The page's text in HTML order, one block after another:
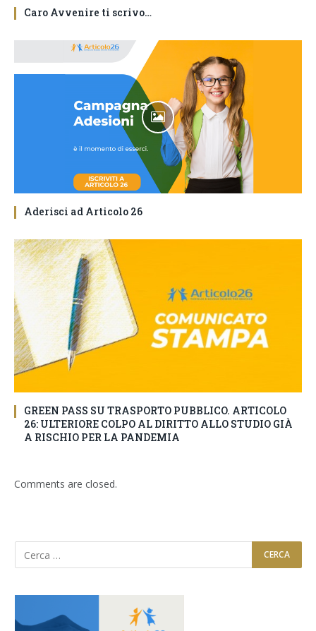
Caro Avvenire ti scrivo…
Aderisci ad Articolo 26
GREEN PASS SU TRASPORTO PUBBLICO. ARTICOLO
26: ULTERIORE COLPO AL DIRITTO ALLO STUDIO GIÀ
A RISCHIO PER LA PANDEMIA
Comments are closed.